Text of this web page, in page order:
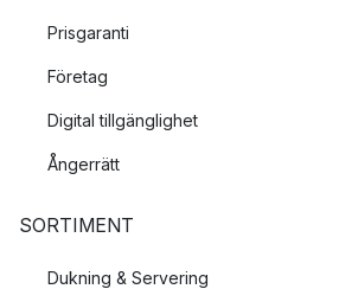
Prisgaranti
Företag
Digital tillgänglighet
Ångerrätt
SORTIMENT
Dukning & Servering